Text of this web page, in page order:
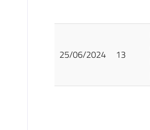
25/06/2024 13